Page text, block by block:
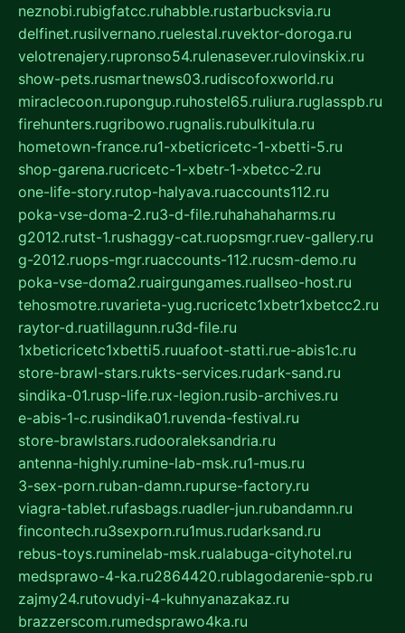
neznobi.rubigfatcc.ruhabble.rustarbucksvia.ru
delfinet.rusilvernano.ruelestal.ruvektor-doroga.ru
velotrenajery.rupronso54.rulenasever.rulovinskix.ru
show-pets.rusmartnews03.rudiscofoxworld.ru
miraclecoon.rupongup.ruhostel65.ruliura.ruglasspb.ru
firehunters.rugribowo.rugnalis.rubulkitula.ru
hometown-france.ru1-xbeticricetc-1-xbetti-5.ru
shop-garena.rucricetc-1-xbetr-1-xbetcc-2.ru
one-life-story.rutop-halyava.ruaccounts112.ru
poka-vse-doma-2.ru3-d-file.ruhahahaharms.ru
g2012.rutst-1.rushaggy-cat.ruopsmgr.ruev-gallery.ru
g-2012.ruops-mgr.ruaccounts-112.rucsm-demo.ru
poka-vse-doma2.ruairgungames.ruallseo-host.ru
tehosmotre.ruvarieta-yug.rucricetc1xbetr1xbetcc2.ru
raytor-d.ruatillagunn.ru3d-file.ru
1xbeticricetc1xbetti5.ruuafoot-statti.rue-abis1c.ru
store-brawl-stars.rukts-services.rudark-sand.ru
sindika-01.rusp-life.rux-legion.rusib-archives.ru
e-abis-1-c.rusindika01.ruvenda-festival.ru
store-brawlstars.rudooraleksandria.ru
antenna-highly.rumine-lab-msk.ru1-mus.ru
3-sex-porn.ruban-damn.rupurse-factory.ru
viagra-tablet.rufasbags.ruadler-jun.rubandamn.ru
fincontech.ru3sexporn.ru1mus.rudarksand.ru
rebus-toys.ruminelab-msk.rualabuga-cityhotel.ru
medsprawo-4-ka.ru2864420.rublagodarenie-spb.ru
zajmy24.rutovudyi-4-kuhnyanazakaz.ru
brazzerscom.rumedsprawo4ka.ru